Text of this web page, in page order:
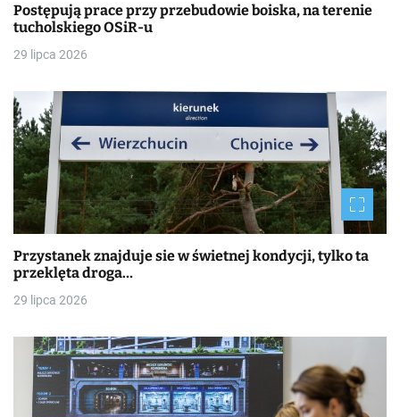
Postępują prace przy przebudowie boiska, na terenie
tucholskiego OSiR-u
29 lipca 2026
Przystanek znajduje sie w świetnej kondycji, tylko ta
przeklęta droga…
29 lipca 2026